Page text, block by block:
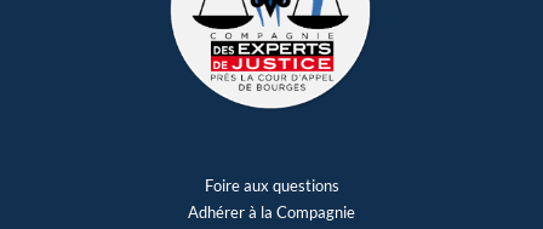
Foire aux questions
Adhérer à la Compagnie